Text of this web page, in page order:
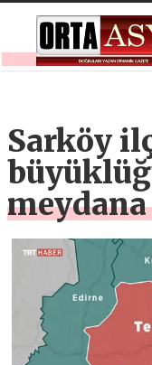
Sarköy